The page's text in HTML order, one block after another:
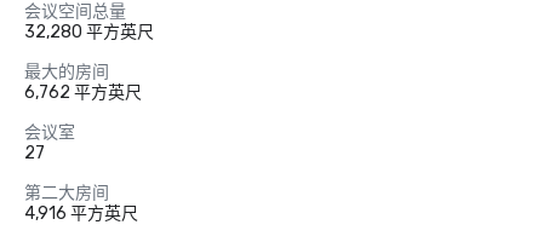
会议空间总量
32,280 平方英尺
最大的房间
6,762 平方英尺
会议室
27
第二大房间
4,916 平方英尺